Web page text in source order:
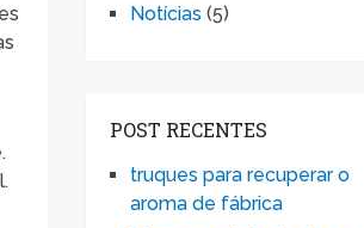
Notícias (5)
POST RECENTES
truques para recuperar o
aroma de fábrica